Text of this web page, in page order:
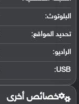
البلوتوث:
تحديد المواقع:
الراديو:
USB
:
خصائص أخرى